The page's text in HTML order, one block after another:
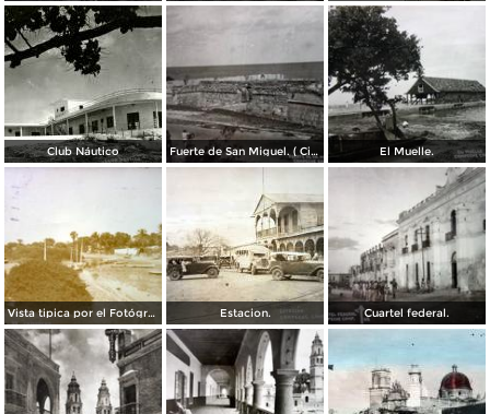
Club Náutico Fuerte de San Miguel. ( Circulada el 30 de Junio de 1947 ). El Muelle.
Vista tipica por el Fotógrafo Hugo Brehme. Estacion. Cuartel federal.